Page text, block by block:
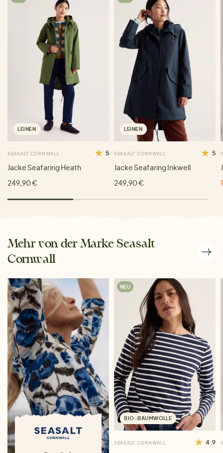
LEINEN
SEASALT CORNWALL 5
Jacke Seafaring Heath
249,90 €
LEINEN
SEASALT CORNWALL 5
Jacke Seafaring Inkwell
249,90 €
Mehr von der Marke Seasalt
Cornwall
NEU
BIO-BAUMWOLLE
SEASALT CORNWALL 4.9